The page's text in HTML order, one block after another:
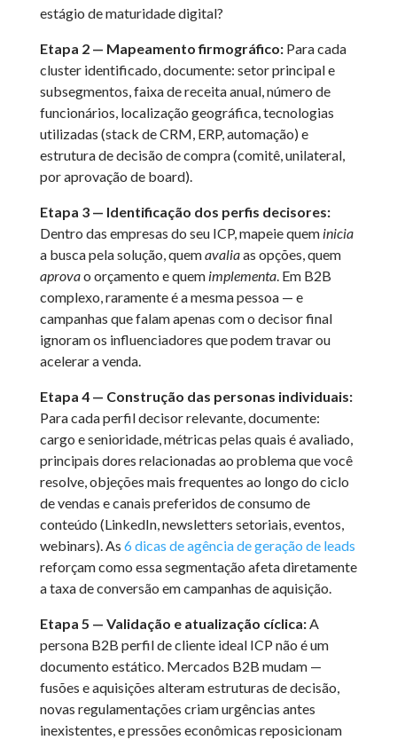
estágio de maturidade digital?
Etapa 2 — Mapeamento firmográfico:Para cada
cluster identificado, documente: setor principal e
subsegmentos, faixa de receita anual, número de
funcionários, localização geográfica, tecnologias
utilizadas (stack de CRM, ERP, automação) e
estrutura de decisão de compra (comitê, unilateral,
por aprovação de board).
Etapa 3 — Identificação dos perfis decisores:
Dentro das empresas do seu ICP, mapeie quem inicia
a busca pela solução, quemavaliaas opções, quem
aprovao orçamento e quem implementa. Em B2B
complexo, raramente é a mesma pessoa — e
campanhas que falam apenas com o decisor final
ignoram os influenciadores que podem travar ou
acelerar a venda.
Etapa 4 — Construção das personas individuais:
Para cada perfil decisor relevante, documente:
cargo e senioridade, métricas pelas quais é avaliado,
principais dores relacionadas ao problema que você
resolve, objeções mais frequentes ao longo do ciclo
de vendas e canais preferidos de consumo de
conteúdo (LinkedIn, newsletters setoriais, eventos,
webinars). As 6 dicas de agência de geração de leads
reforçam como essa segmentação afeta diretamente
a taxa de conversão em campanhas de aquisição.
Etapa 5 — Validação e atualização cíclica:A
persona B2B perfil de cliente ideal ICP não é um
documento estático. Mercados B2B mudam —
fusões e aquisições alteram estruturas de decisão,
novas regulamentações criam urgências antes
inexistentes, e pressões econômicas reposicionam